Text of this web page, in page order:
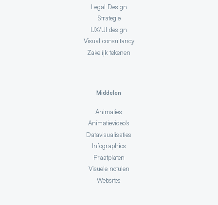
Legal Design
Strategie
UX/UI design
Visual consultancy
Zakelijk tekenen
Middelen
Animaties
Animatievideo's
Datavisualisaties
Infographics
Praatplaten
Visuele notulen
Websites